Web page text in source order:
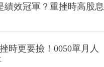
績效冠軍？重挫時高股息
時更要撿！0050單月人